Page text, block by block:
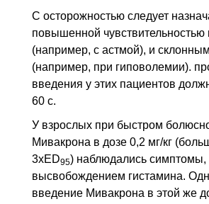
С осторожностью следует
повышенной чувствительностью
(например, с астмой), и
(например, при гиповолемии).
введения у этих пациентов
60 с.
У взрослых при быстром
Мивакрона в дозе 0,2 мг/кг
3хED95) наблюдались симптомы,
высвобождением гистамина.
введение Мивакрона в этой же